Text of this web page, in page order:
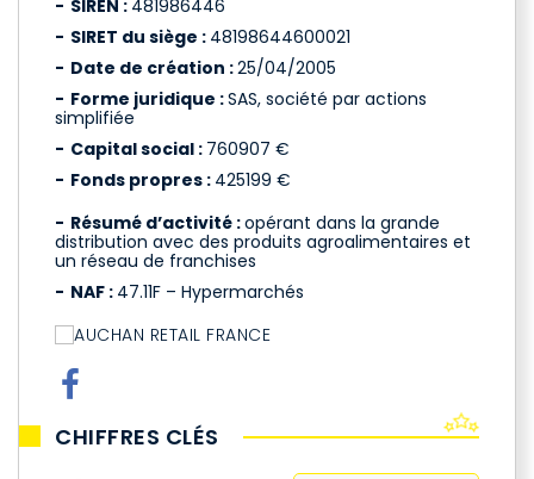
SIREN : 481986446
SIRET du siège : 48198644600021
Date de création :25/04/2005
Forme juridique :SAS, société par actions
simplifiée
Capital social : 760907 €
Fonds propres : 425199 €
Résumé d’activité :opérant dans la grande
distribution avec des produits agroalimentaires et
un réseau de franchises
NAF : 47.11F – Hypermarchés
CHIFFRES CLÉS